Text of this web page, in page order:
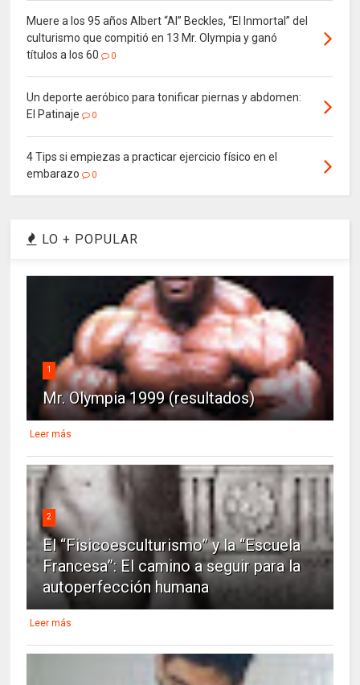
Muere a los 95 años Albert “Al” Beckles, “El Inmortal” del
culturismo que compitió en 13 Mr. Olympia y ganó
títulos a los 60
0
Un deporte aeróbico para tonificar piernas y abdomen:
El Patinaje
0
4 Tips si empiezas a practicar ejercicio físico en el
embarazo
0
LO + POPULAR
1
Mr. Olympia 1999 (resultados)
Leer más
2
El “Fisicoesculturismo” y la “Escuela
Francesa”: El camino a seguir para la
autoperfección humana
Leer más